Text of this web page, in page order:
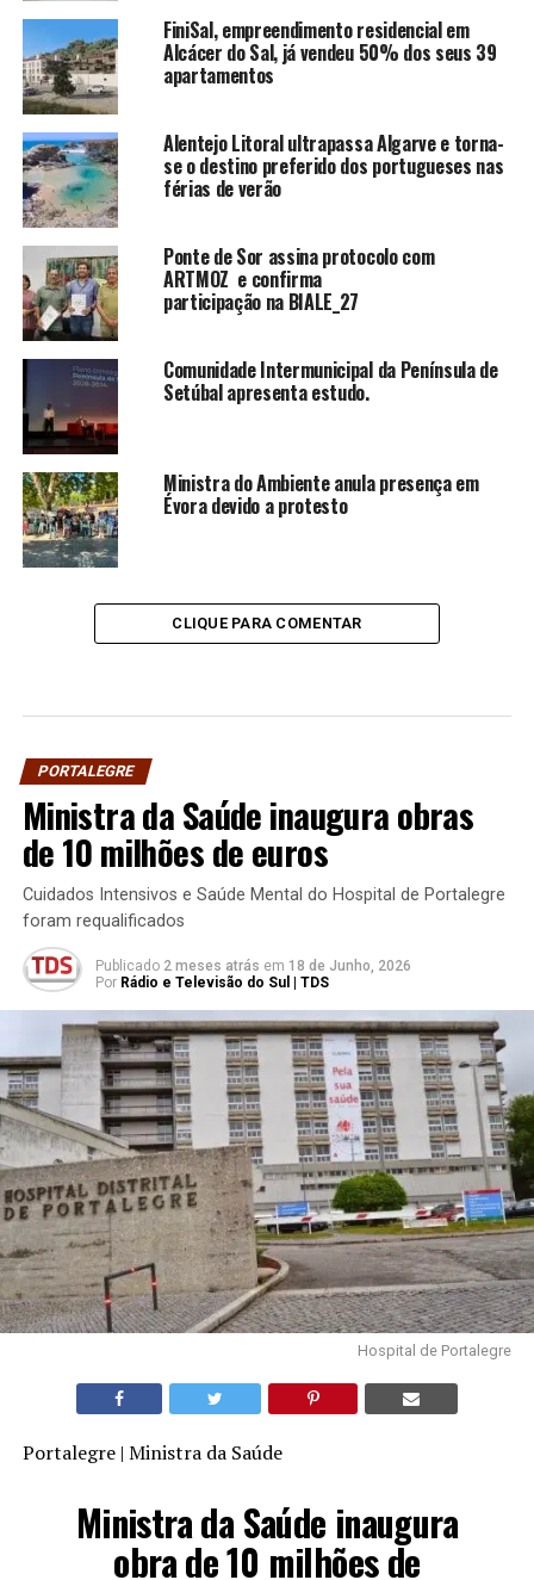
FiniSal, empreendimento residencial em
Alcácer do Sal, já vendeu 50% dos seus 39
apartamentos
Alentejo Litoral ultrapassa Algarve e torna-
se o destino preferido dos portugueses nas
férias de verão
Ponte de Sor assina protocolo com
ARTMOZ e confirma
participação na BIALE_27
Comunidade Intermunicipal da Península de
Setúbal apresenta estudo.
Ministra do Ambiente anula presença em
Évora devido a protesto
CLIQUE PARA COMENTAR
PORTALEGRE
Ministra da Saúde inaugura obras
de 10 milhões de euros
Cuidados Intensivos e Saúde Mental do Hospital de Portalegre
foram requalificados
Publicado 2 meses atrás em 18 de Junho, 2026
Por Rádio e Televisão do Sul | TDS
Hospital de Portalegre
Portalegre | Ministra da Saúde
Ministra da Saúde inaugura
obra de 10 milhões de